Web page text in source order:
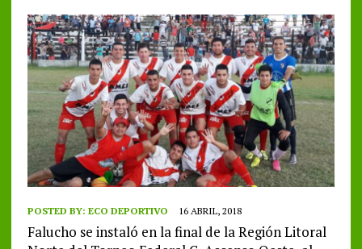
POSTED BY: ECO DEPORTIVO 16 ABRIL, 2018
Falucho se instaló en la final de la Región Litoral